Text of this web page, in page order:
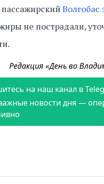
Волгобас
не пострадали,
Редакция «День во
на наш канал в
новости дня —